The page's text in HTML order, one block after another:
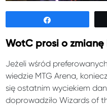
WotC prosi o zmianę
Jeżeli wśród
wiedzie MTG Arena,
się ostatnim wyciekiem
doprowadziło Wizards of